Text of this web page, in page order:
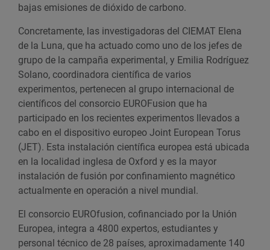
bajas emisiones de dióxido de carbono.
Concretamente, las investigadoras del CIEMAT Elena
de la Luna, que ha actuado como uno de los jefes de
grupo de la campaña experimental, y Emilia Rodríguez
Solano, coordinadora científica de varios
experimentos, pertenecen al grupo internacional de
científicos del consorcio EUROFusion que ha
participado en los recientes experimentos llevados a
cabo en el dispositivo europeo Joint European Torus
(JET). Esta instalación científica europea está ubicada
en la localidad inglesa de Oxford y es la mayor
instalación de fusión por confinamiento magnético
actualmente en operación a nivel mundial.
El consorcio EUROfusion, cofinanciado por la Unión
Europea, integra a 4800 expertos, estudiantes y
personal técnico de 28 países, aproximadamente 140